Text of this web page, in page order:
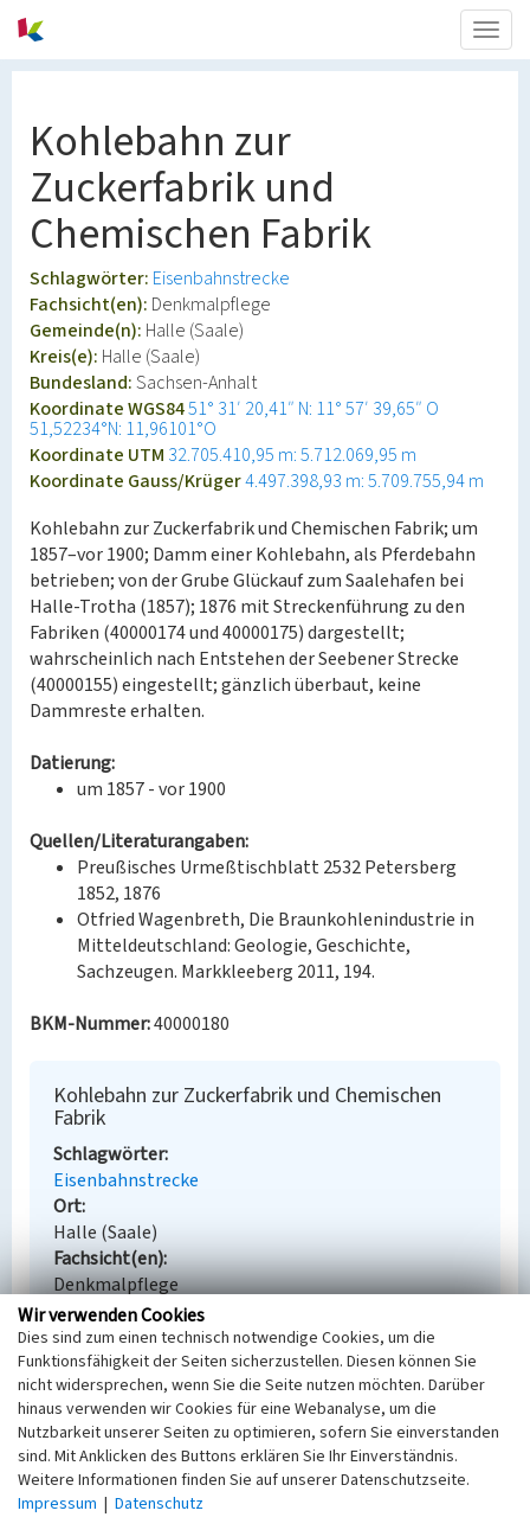
Kohlebahn zur
Zuckerfabrik und
Chemischen Fabrik
Schlagwörter: Eisenbahnstrecke
Fachsicht(en): Denkmalpflege
Gemeinde(n): Halle (Saale)
Kreis(e): Halle (Saale)
Bundesland:Sachsen-Anhalt
Koordinate WGS8451° 31′ 20,41″ N: 11° 57′ 39,65″ O
51,52234°N: 11,96101°O
Koordinate UTM 32.705.410,95 m: 5.712.069,95 m
Koordinate Gauss/Krüger4.497.398,93 m: 5.709.755,94 m
Kohlebahn zur Zuckerfabrik und Chemischen Fabrik; um
1857–vor 1900; Damm einer Kohlebahn, als Pferdebahn
betrieben; von der Grube Glückauf zum Saalehafen bei
Halle-Trotha (1857); 1876 mit Streckenführung zu den
Fabriken (40000174 und 40000175) dargestellt;
wahrscheinlich nach Entstehen der Seebener Strecke
(40000155) eingestellt; gänzlich überbaut, keine
Dammreste erhalten.
Datierung:
um 1857 - vor 1900
Quellen/Literaturangaben:
Preußisches Urmeßtischblatt 2532 Petersberg
1852, 1876
Otfried Wagenbreth, Die Braunkohlenindustrie in
Mitteldeutschland: Geologie, Geschichte,
Sachzeugen. Markkleeberg 2011, 194.
BKM-Nummer:40000180
Kohlebahn zur Zuckerfabrik und Chemischen
Fabrik
Schlagwörter
Eisenbahnstrecke
Ort
Halle (Saale)
Fachsicht(en)
Denkmalpflege
Erfassungsmaßstab
Keine Angabe
Erfassungsmethode
Übernahme aus externer Fachdatenbank
Empfohlene Zitierweise
Wir verwenden Cookies
Dies sind zum einen technisch notwendige Cookies, um die
Funktionsfähigkeit der Seiten sicherzustellen. Diesen können Sie
nicht widersprechen, wenn Sie die Seite nutzen möchten. Darüber
hinaus verwenden wir Cookies für eine Webanalyse, um die
Nutzbarkeit unserer Seiten zu optimieren, sofern Sie einverstanden
sind. Mit Anklicken des Buttons erklären Sie Ihr Einverständnis.
Weitere Informationen finden Sie auf unserer Datenschutzseite.
Impressum | Datenschutz